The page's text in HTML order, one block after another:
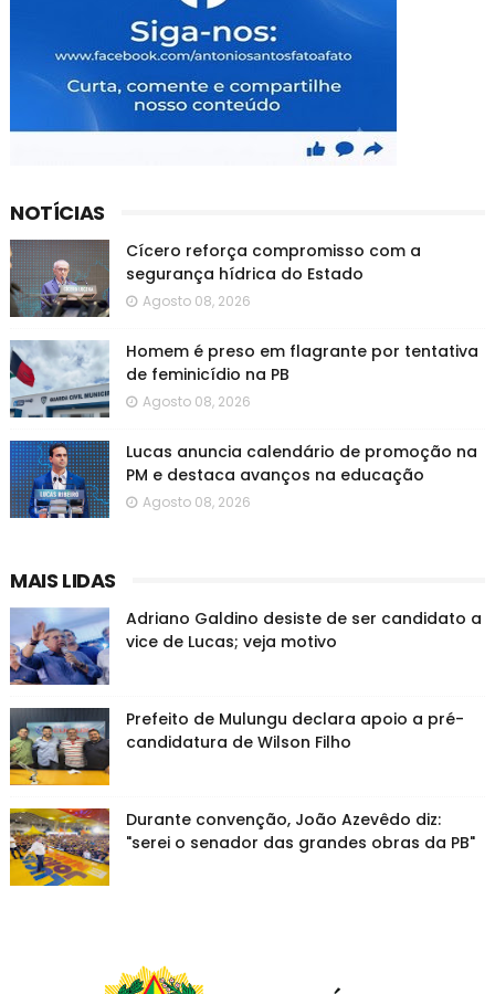
NOTÍCIAS
Cícero reforça compromisso com a
segurança hídrica do Estado
Agosto 08, 2026
Homem é preso em flagrante por tentativa
de feminicídio na PB
Agosto 08, 2026
Lucas anuncia calendário de promoção na
PM e destaca avanços na educação
Agosto 08, 2026
MAIS LIDAS
Adriano Galdino desiste de ser candidato a
vice de Lucas; veja motivo
Prefeito de Mulungu declara apoio a pré-
candidatura de Wilson Filho
Durante convenção, João Azevêdo diz:
"serei o senador das grandes obras da PB"